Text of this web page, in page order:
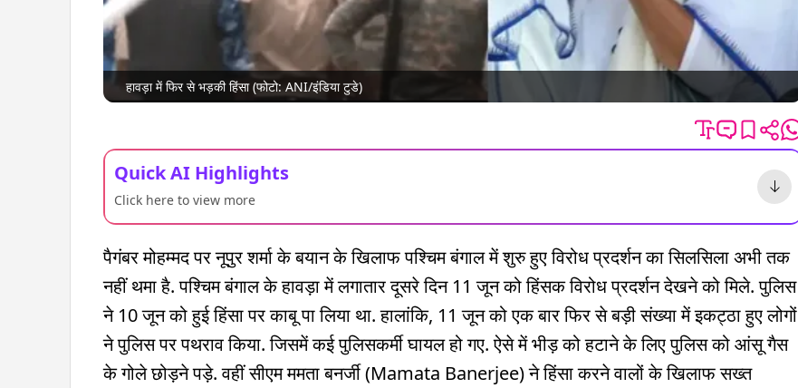
हावड़ा में फिर से भड़की हिंसा (फोटो: ANI/इंडिया टुडे)
Quick AI Highlights
Click here to view more
पैगंबर मोहम्मद पर नूपुर शर्मा के बयान के खिलाफ पश्चिम बंगाल में शुरु हुए विरोध प्रदर्शन का सिलसिला अभी तक
नहीं थमा है. पश्चिम बंगाल के हावड़ा में लगातार दूसरे दिन 11 जून को हिंसक विरोध प्रदर्शन देखने को मिले. पुलिस
ने 10 जून को हुई हिंसा पर काबू पा लिया था. हालांकि, 11 जून को एक बार फिर से बड़ी संख्या में इकट्ठा हुए लोगों
ने पुलिस पर पथराव किया. जिसमें कई पुलिसकर्मी घायल हो गए. ऐसे में भीड़ को हटाने के लिए पुलिस को आंसू गैस
के गोले छोड़ने पड़े. वहीं सीएम ममता बनर्जी (Mamata Banerjee) ने हिंसा करने वालों के खिलाफ सख्त